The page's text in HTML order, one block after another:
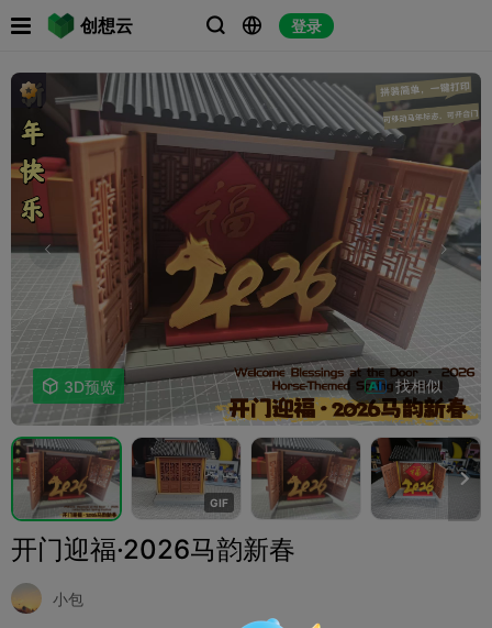
创想云   登录
 
 3D预览 找相似
GIF

开门迎福·2026马韵新春
小包